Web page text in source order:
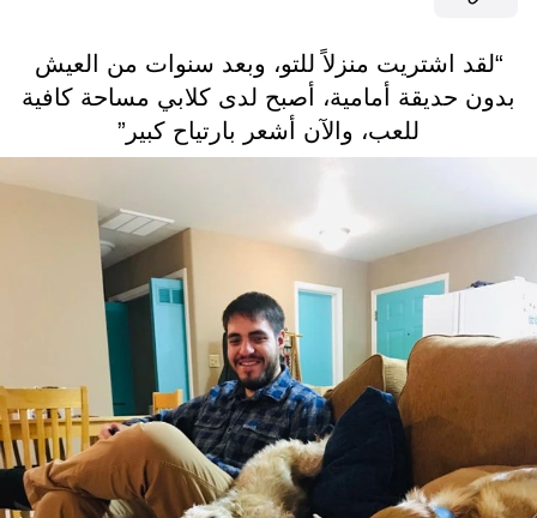
“لقد اشتريت منزلاً للتو، وبعد سنوات من العيش
بدون حديقة أمامية، أصبح لدى كلابي مساحة كافية
للعب، والآن أشعر بارتياح كبير”